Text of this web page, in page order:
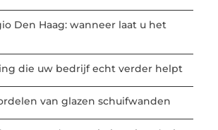
Den Haag: wanneer laat u het
die uw bedrijf echt verder helpt
van glazen schuifwanden